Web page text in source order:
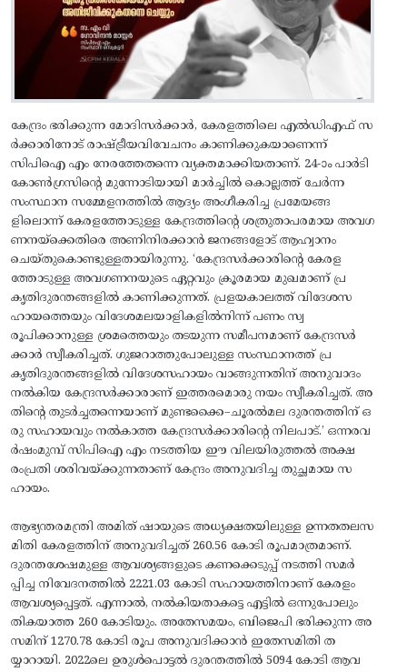
കേന്ദ്രം ഭരിക്കുന്ന മോദിസർക്കാർ, കേരളത്തിലെ എൽഡിഎഫ് സ
ർക്കാരിനോട് രാഷ്ട്രീയവിവേചനം കാണിക്കുകയാണെന്ന്
സിപിഐ എം നേരത്തേതന്നെ വ്യക്തമാക്കിയതാണ്. 24-ാം പാർടി
കോൺഗ്രസിന്റെ മുന്നോടിയായി മാർച്ചിൽ കൊല്ലത്ത് ചേർന്ന
സംസ്ഥാന സമ്മേളനത്തിൽ ആദ്യം അംഗീകരിച്ച പ്രമേയങ്ങ
ളിലൊന്ന്‌ കേരളത്തോടുള്ള കേന്ദ്രത്തിന്റെ ശത്രുതാപരമായ അവഗ
ണനയ്‌ക്കെതിരെ അണിനിരക്കാൻ ജനങ്ങളോട് ആഹ്വാനം
ചെയ്തുകൊണ്ടുള്ളതായിരുന്നു. ‘കേന്ദ്രസർക്കാരിന്റെ കേരള
ത്തോടുള്ള അവഗണനയുടെ ഏറ്റവും ക്രൂരമായ മുഖമാണ് പ്ര
കൃതിദുരന്തങ്ങളിൽ കാണിക്കുന്നത്. പ്രളയകാലത്ത് വിദേശസ
ഹായത്തെയും വിദേശമലയാളികളിൽനിന്ന്‌ പണം സ്വ
രൂപിക്കാനുള്ള ശ്രമത്തെയും തടയുന്ന സമീപനമാണ് കേന്ദ്രസർ
ക്കാർ സ്വീകരിച്ചത്. ഗുജറാത്തുപോലുള്ള സംസ്ഥാനത്ത് പ്ര
കൃതിദുരന്തങ്ങളിൽ വിദേശസഹായം വാങ്ങുന്നതിന് അനുവാദം
നൽകിയ കേന്ദ്രസർക്കാരാണ് ഇത്തരമൊരു നയം സ്വീകരിച്ചത്. അ
തിന്റെ തുടർച്ചതന്നെയാണ് മുണ്ടക്കൈ–ചൂരൽമല ദുരന്തത്തിന് ഒ
രു സഹായവും നൽകാത്ത കേന്ദ്രസർക്കാരിന്റെ നിലപാട്.’ ഒന്നരവ
ർഷംമുമ്പ് സിപിഐ എം നടത്തിയ ഈ വിലയിരുത്തൽ അക്ഷ
രംപ്രതി ശരിവയ്‌ക്കുന്നതാണ് കേന്ദ്രം അനുവദിച്ച തുച്ഛമായ സ
ഹായം.
​ആഭ്യന്തരമന്ത്രി അമിത് ഷായുടെ അധ്യക്ഷതയിലുള്ള ഉന്നതതലസ
മിതി കേരളത്തിന് അനുവദിച്ചത് 260.56 കോടി രൂപമാത്രമാണ്.
ദുരന്തശേഷമുള്ള ആവശ്യങ്ങളുടെ കണക്കെടുപ്പ് നടത്തി സമർ
പ്പിച്ച നിവേദനത്തിൽ 2221.03 കോടി സഹായത്തിനാണ് കേരളം
ആവശ്യപ്പെട്ടത്. എന്നാൽ, നൽകിയതാകട്ടെ എട്ടിൽ ഒന്നുപോലും
തികയാത്ത 260 കോടിയും. അതേസമയം, ബിജെപി ഭരിക്കുന്ന അ
സമിന് 1270.78 കോടി രൂപ അനുവദിക്കാൻ ഇതേസമിതി ത
യ്യാറായി. 2022ലെ ഉരുൾപൊട്ടൽ ദുരന്തത്തിൽ 5094 കോടി ആവ